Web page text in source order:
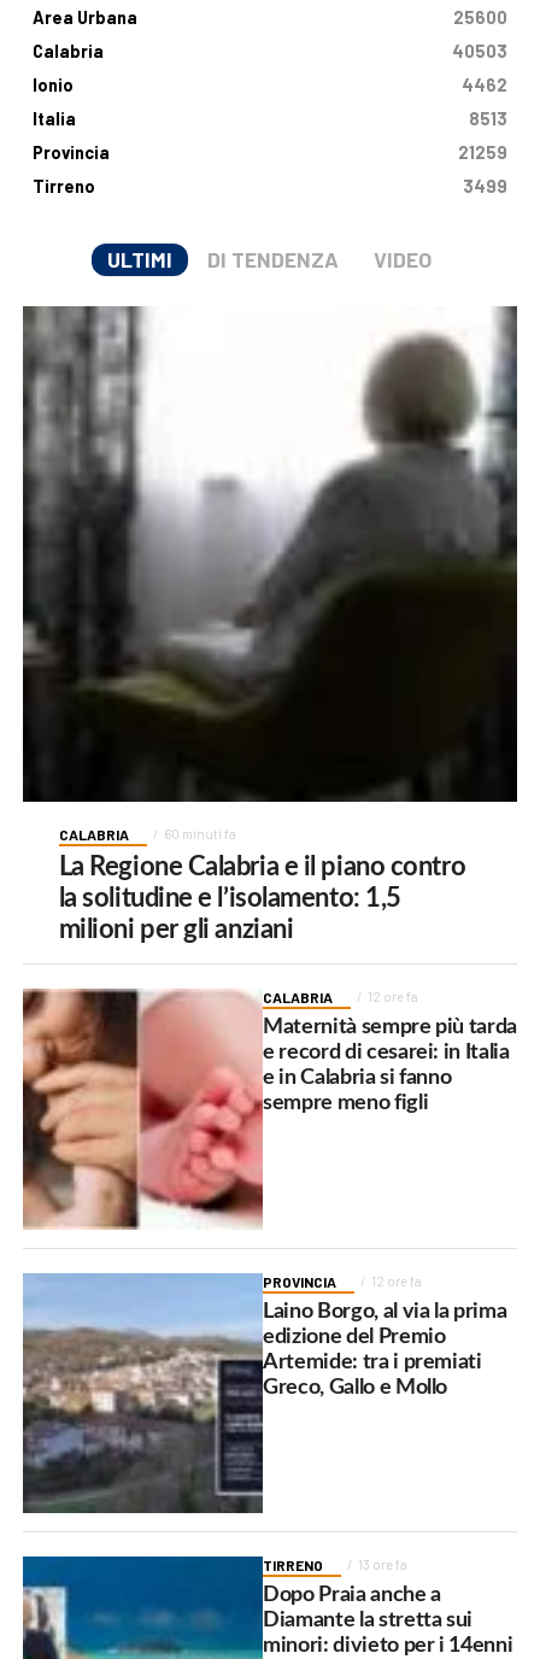
Area Urbana
25600
Calabria
40503
Ionio
4462
Italia
8513
Provincia
21259
Tirreno
3499
ULTIMI DI TENDENZA VIDEO
CALABRIA 60 minuti fa
La Regione Calabria e il piano contro
la solitudine e l’isolamento: 1,5
milioni per gli anziani
CALABRIA 12 ore fa
Maternità sempre più tarda
e record di cesarei: in Italia
e in Calabria si fanno
sempre meno figli
PROVINCIA 12 ore fa
Laino Borgo, al via la prima
edizione del Premio
Artemide: tra i premiati
Greco, Gallo e Mollo
TIRRENO 13 ore fa
Dopo Praia anche a
Diamante la stretta sui
minori: divieto per i 14enni